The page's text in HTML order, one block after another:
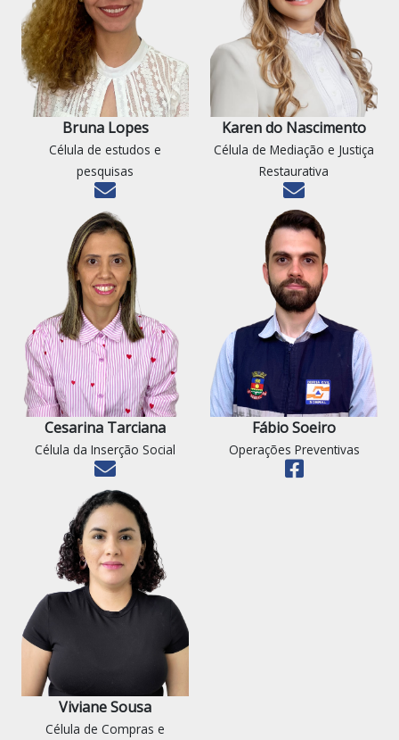
Bruna Lopes
Célula de estudos e
pesquisas
Karen do Nascimento
Célula de Mediação e Justiça
Restaurativa
Cesarina Tarciana
Célula da Inserção Social
Fábio Soeiro
Operações Preventivas
Viviane Sousa
Célula de Compras e